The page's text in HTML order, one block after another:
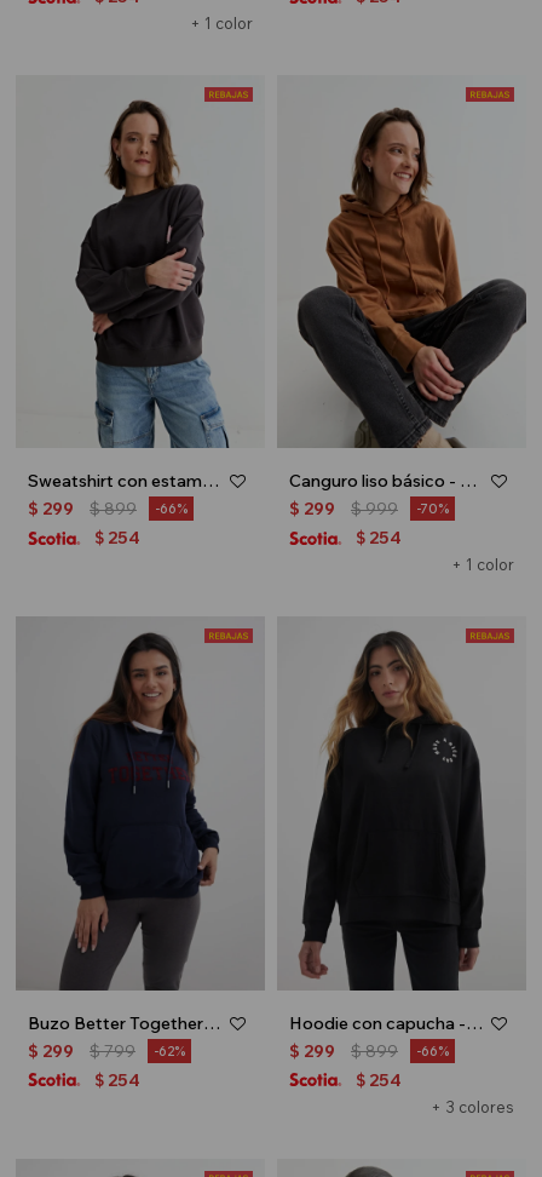
+ 1 color
Sweatshirt con estampa en espalda - Gris oscuro
$ 299 $899 66
$ 254
Canguro liso básico - Tostado
+ 1 color
$ 299 $999 70
$ 254
Buzo Better Together - Azul marino
$ 299 $799 62
$ 254
Hoodie con capucha - Negro
+ 3 colores
$ 299 $899 66
$ 254